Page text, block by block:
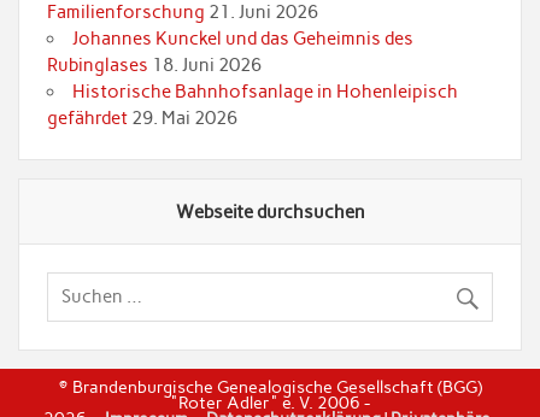
Familienforschung 21. Juni 2026
Johannes Kunckel und das Geheimnis des
Rubinglases 18. Juni 2026
Historische Bahnhofsanlage in Hohenleipisch
gefährdet 29. Mai 2026
Webseite durchsuchen
© Brandenburgische Genealogische Gesellschaft (BGG)
"Roter Adler" e. V. 2006 -